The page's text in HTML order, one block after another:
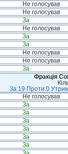
Не голосував
Не голосував
За
Не голосував
За
За
Не голосував
Не голосував
За
Фракція
За:19 Проти:0
Не голосував
За
За
За
За
За
За